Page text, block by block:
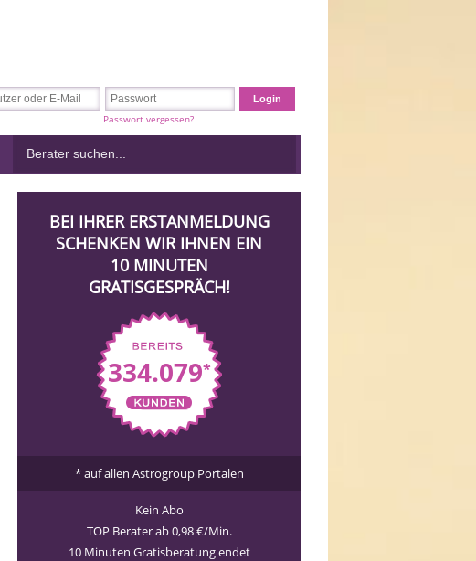
Passwort vergessen?
BEI IHRER ERSTANMELDUNG
SCHENKEN WIR IHNEN EIN
10 MINUTEN
GRATISGESPRÄCH!
334.079*
* auf allen Astrogroup Portalen
Kein Abo
TOP Berater ab 0,98 €/Min.
10 Minuten Gratisberatung endet